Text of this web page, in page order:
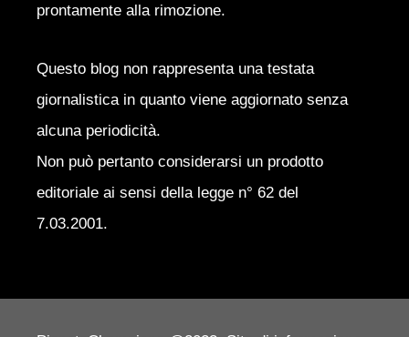
prontamente alla rimozione.
Questo blog non rappresenta una testata
giornalistica in quanto viene aggiornato senza
alcuna periodicità.
Non può pertanto considerarsi un prodotto
editoriale ai sensi della legge n° 62 del
7.03.2001.